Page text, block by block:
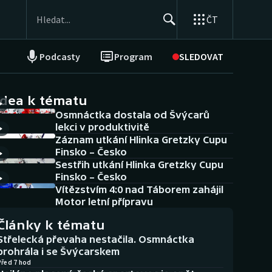
ČT
Podcasty Program SLEDOVAT
NEPŘEHLÉDNĚTE
Historické návraty
Aplikace ČT sport
AZ kvíz
k tématu
Osmnáctka dostala od Švýcarů
lekci v produktivitě
Záznam utkání Hlinka Gretzky Cupu
Finsko – Česko
Sestřih utkání Hlinka Gretzky Cupu
Finsko – Česko
Vítězstvím 4:0 nad Táborem zahájil
Motor letní přípravu
k tématu
převaha nestačila. Osmnáctka
i se Švýcarskem
7 hod